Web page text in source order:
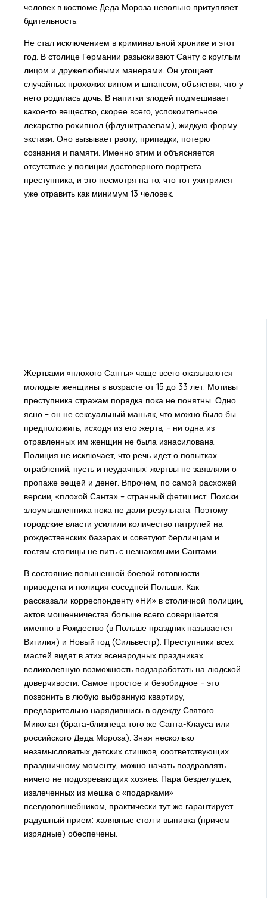
человек в костюме Деда Мороза невольно притупляет
бдительность.
Не стал исключением в криминальной хронике и этот
год. В столице Германии разыскивают Санту с круглым
лицом и дружелюбными манерами. Он угощает
случайных прохожих вином и шнапсом, объясняя, что у
него родилась дочь. В напитки злодей подмешивает
какое-то вещество, скорее всего, успокоительное
лекарство рохипнол (флунитразепам), жидкую форму
экстази. Оно вызывает рвоту, припадки, потерю
сознания и памяти. Именно этим и объясняется
отсутствие у полиции достоверного портрета
преступника, и это несмотря на то, что тот ухитрился
уже отравить как минимум 13 человек.
Жертвами «плохого Санты» чаще всего оказываются
молодые женщины в возрасте от 15 до 33 лет. Мотивы
преступника стражам порядка пока не понятны. Одно
ясно – он не сексуальный маньяк, что можно было бы
предположить, исходя из его жертв, – ни одна из
отравленных им женщин не была изнасилована.
Полиция не исключает, что речь идет о попытках
ограблений, пусть и неудачных: жертвы не заявляли о
пропаже вещей и денег. Впрочем, по самой расхожей
версии, «плохой Санта» – странный фетишист. Поиски
злоумышленника пока не дали результата. Поэтому
городские власти усилили количество патрулей на
рождественских базарах и советуют берлинцам и
гостям столицы не пить с незнакомыми Сантами.
В состояние повышенной боевой готовности
приведена и полиция соседней Польши. Как
рассказали корреспонденту «НИ» в столичной полиции,
актов мошенничества больше всего совершается
именно в Рождество (в Польше праздник называется
Вигилия) и Новый год (Сильвестр). Преступники всех
мастей видят в этих всенародных праздниках
великолепную возможность подзаработать на людской
доверчивости. Самое простое и безобидное – это
позвонить в любую выбранную квартиру,
предварительно нарядившись в одежду Святого
Миколая (брата-близнеца того же Санта-Клауса или
российского Деда Мороза). Зная несколько
незамысловатых детских стишков, соответствующих
праздничному моменту, можно начать поздравлять
ничего не подозревающих хозяев. Пара безделушек,
извлеченных из мешка с «подарками»
псевдоволшебником, практически тут же гарантирует
радушный прием: халявные стол и выпивка (причем
изрядные) обеспечены.